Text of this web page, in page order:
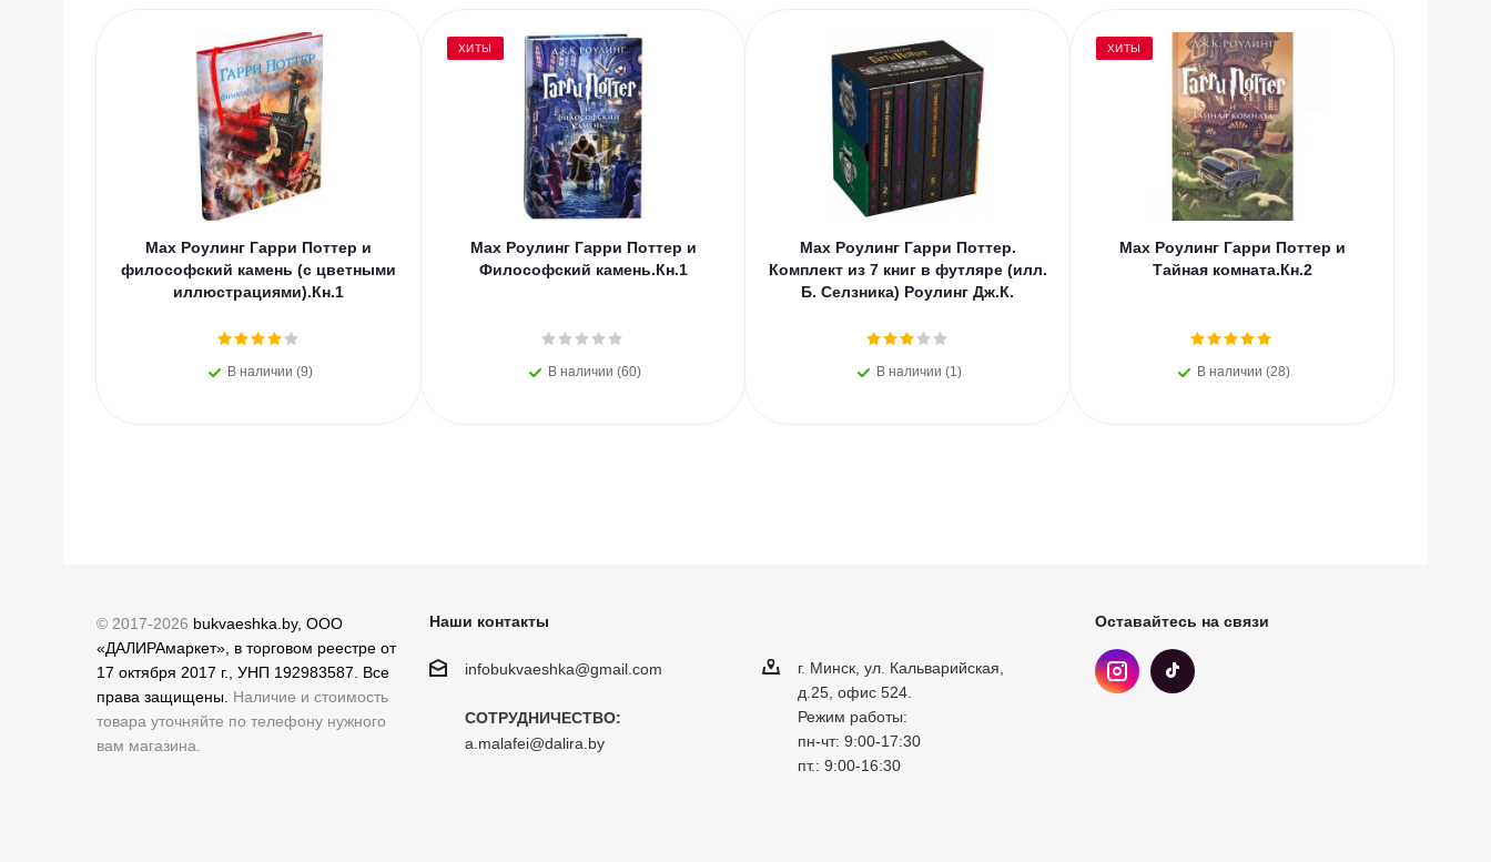
Мах Роулинг Гарри Поттер и
философский камень (с цветными
иллюстрациями).Кн.1
В наличии (9)
ХИТЫ
Мах Роулинг Гарри Поттер и
Философский камень.Кн.1
В наличии (60)
Мах Роулинг Гарри Поттер.
Комплект из 7 книг в футляре (илл.
Б. Селзника) Роулинг Дж.К.
В наличии (1)
ХИТЫ
Мах Роулинг Гарри Поттер и
Тайная комната.Кн.2
В наличии (28)
© 2017-2026 bukvaeshka.by, ООО
«ДАЛИРАмаркет», в торговом реестре от
17 октября 2017 г., УНП 192983587. Все
права защищены. Наличие и стоимость
товара уточняйте по телефону нужного
вам магазина.
Наши контакты
infobukvaeshka@gmail.com
СОТРУДНИЧЕСТВО:
a.malafei@dalira.by
г. Минск, ул. Кальварийская,
д.25, офис 524.
Режим работы:
пн-чт: 9:00-17:30
пт.: 9:00-16:30
Оставайтесь на связи